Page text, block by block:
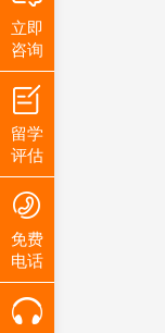
立即
咨询
留学
评估
免费
电话